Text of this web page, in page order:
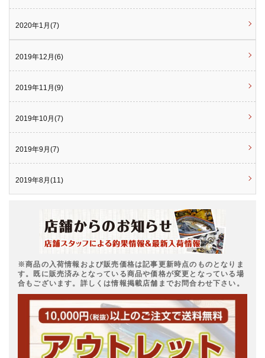
2020年1月(7)
2019年12月(6)
2019年11月(9)
2019年10月(7)
2019年9月(7)
2019年8月(11)
※商品の入荷情報および販売価格は記事更新時点のものとなりま
す。既に販売済みとなっている商品や価格が変更となっている場
合もございます。詳しくは情報掲載店舗までお問合わせ下さい。